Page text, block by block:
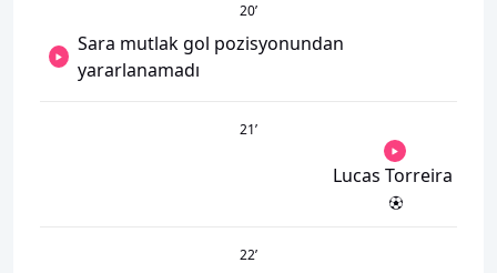
20’
Sara mutlak gol pozisyonundan
yararlanamadı
21’
Lucas Torreira
22’